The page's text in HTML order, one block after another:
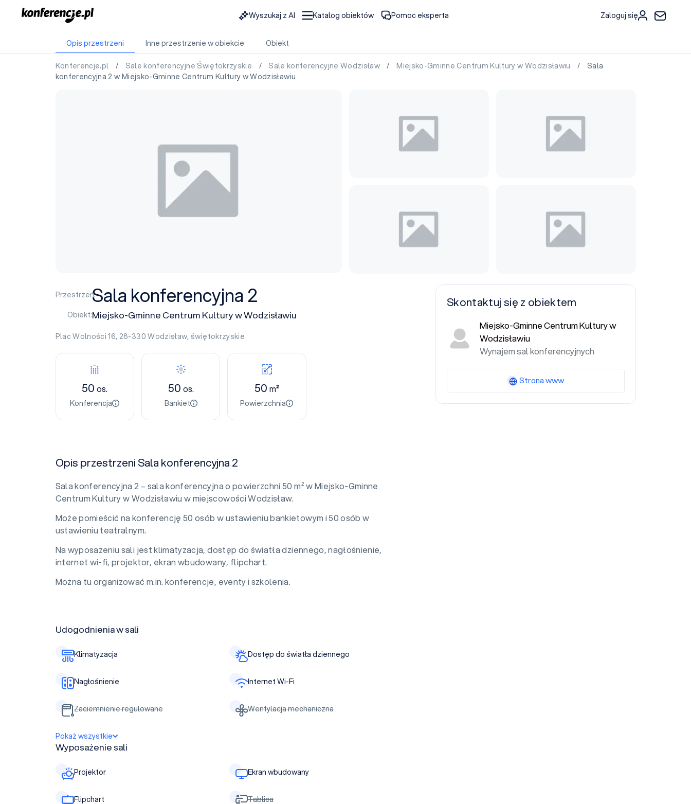
Wyszukaj z AI Katalog obiektów Pomoc eksperta Zaloguj się
Opis przestrzeni Inne przestrzenie w obiekcie Obiekt
Konferencje.pl / Sale konferencyjne Świętokrzyskie / Sale konferencyjne Wodzisław /Miejsko-Gminne Centrum Kultury w Wodzisławiu
/ Sala
konferencyjna 2 w Miejsko-Gminne Centrum Kultury w Wodzisławiu
Przestrzeń:Sala konferencyjna 2
Obiekt:Miejsko-Gminne Centrum Kultury w Wodzisławiu
Plac Wolności 16, 28-330Wodzisław, świętokrzyskie
50os.
Konferencja
50 os.
Bankiet
50 m²
Powierzchnia
Opis przestrzeni Sala konferencyjna 2
Sala konferencyjna 2 – sala konferencyjna o powierzchni 50 m² w Miejsko-Gminne
Centrum Kultury w Wodzisławiu w miejscowości Wodzisław.
Może pomieścić na konferencję 50 osób w ustawieniu bankietowym i 50 osób w
ustawieniu teatralnym.
Na wyposażeniu sali jest klimatyzacja, dostęp do światła dziennego, nagłośnienie,
internet wi-fi, projektor, ekran wbudowany, flipchart.
Można tu organizować m.in. konferencje, eventy i szkolenia.
Udogodnienia w sali
Klimatyzacja Dostęp do światła dziennego
Nagłośnienie Internet Wi-Fi
Zaciemnienie regulowane Wentylacja mechaniczna
Pokaż wszystkie
Wyposażenie sali
Projektor Ekran wbudowany
Flipchart Tablica
Skontaktuj się z obiektem
Miejsko-Gminne Centrum Kultury w
Wodzisławiu
Wynajem sal konferencyjnych
Strona www